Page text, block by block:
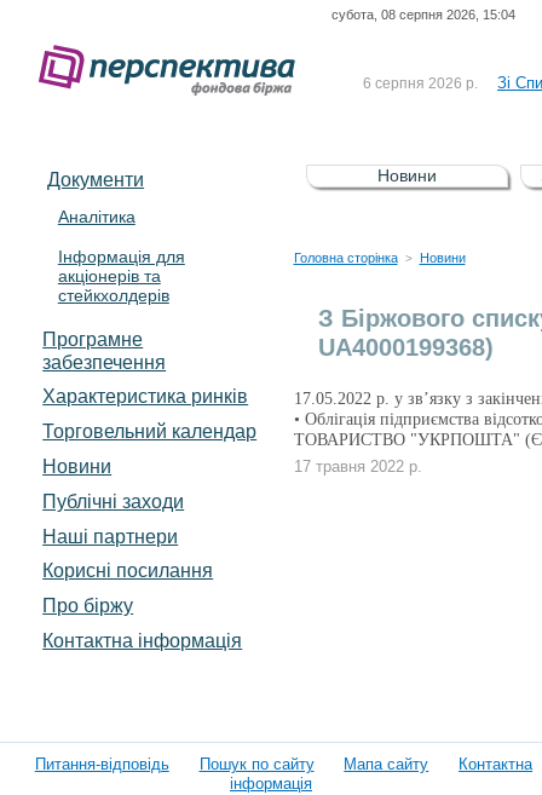
субота, 08 серпня 2026, 15:04
6 серпня 2026 р. Зі
5 серпня 2026 р.
Зі
UA4000232607)
4 серпня 2026 р.
Документи
Аналітика
Інформація для
акціонерів та
стейкхолдерів
Програмне
забезпечення
Характеристика pинків
Торговельний календар
Новини
Публічні заходи
Наші партнери
Корисні посилання
Про біржу
Контактна інформація
Новини
Головна сторінка > Новини
З Біржового
UA4000199368)
17.05.2022 р. у зв’язку з
• Облігація підприємства
ТОВАРИСТВО "УКРПОШТА"
17 травня 2022 р.
Питання-відповідь Пошук по сайту Мапа сайту
Контактна
інформація